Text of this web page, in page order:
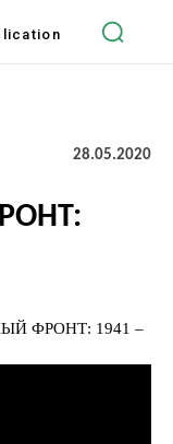
28.05.2020
ФРОНТ: 1941 –